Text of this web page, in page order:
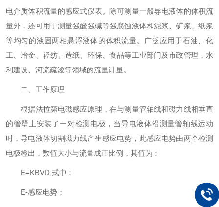
电介质体积流量的感应式仪表。除可测量一般导电液体的体积流
量外，还可用于测量强酸强碱等强腐蚀液体和泥浆、矿浆、纸浆
等均匀的液固两相悬浮液体的体积流量。广泛应用于石油、化
工、冶金、轻纺、造纸、环保、食品等工业部门及市政管理，水
利建设、河流疏浚等领域的流量计量。
二、工作原理
根据法拉第电磁感应原理，在与测量管轴线和磁力线相垂直
的管壁上安装了一对检测电极，当导电液体沿测量管轴线运动
时，导电液体切割磁力线产生感应电势，此感应电势由两个检测
电极检出，数值大小与流量成正比例，其值为：
E=KBVD 式中：
E-感应电势；